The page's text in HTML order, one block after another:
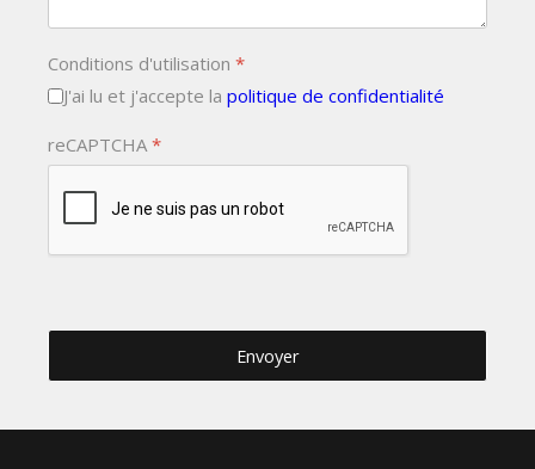
Conditions d'utilisation *
J'ai lu et j'accepte la politique de confidentialité
reCAPTCHA*
Envoyer